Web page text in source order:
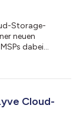
Storage-
neuen
dabei
Fußabdruck
Cloud-